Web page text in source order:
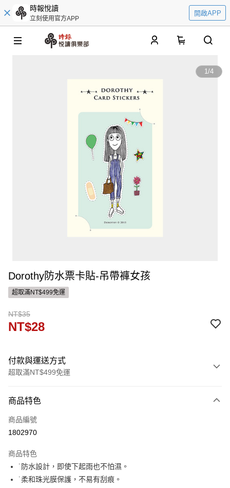
時報悅讀
立刻使用官方APP
開啟APP
1/4
Dorothy防水票卡貼-吊帶褲女孩
超取滿NT$499免運
NT$35
NT$28
付款與運送方式
超取滿NT$499免運
信用卡一次付款
ATM付款
運送方式
付款後全家取貨
每筆NT$60，滿NT$499(含以上)免運費
商品特色
商品編號
1802970
商品特色
˙防水設計，即使下起雨也不怕濕。
˙柔和珠光膜保護，不易有刮痕。